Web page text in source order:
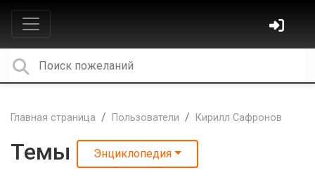
Главная страница Пользователи Кирилл Сафронов
Темы Энциклопедия